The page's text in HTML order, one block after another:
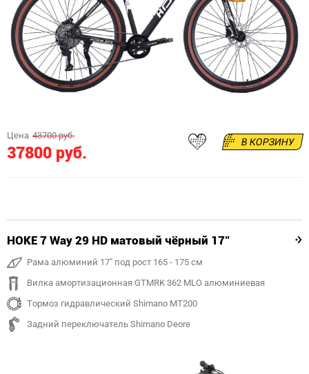
Цена 43700 руб.
37800 руб.
В КОРЗИНУ
HOKE 7 Way 29 HD матовый чёрный 17"
Рама алюминий 17" под рост 165 - 175 см
Вилка амортизационная GTMRK 362 MLO алюминиевая
Тормоз гидравлический Shimano MT200
Задний переключатель Shimano Deore